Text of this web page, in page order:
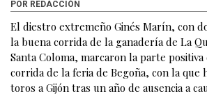
POR REDACCIÓN
El diestro extremeño Ginés Marín, con
la buena corrida de la ganadería de La
Santa Coloma, marcaron la parte
corrida de la feria de Begoña, con la que
toros a Gijón tras un año de ausencia a